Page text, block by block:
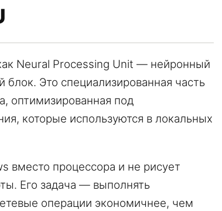
Neural Processing Unit — нейронный
Это специализированная часть
оптимизированная под
которые используются в локальных
вместо процессора и не рисует
Его задача — выполнять
операции экономичнее, чем